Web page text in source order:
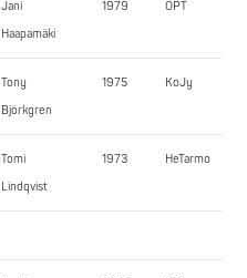
Jani
Haapamäki
1979 OPT
Tony
Björkgren
1975 KoJy
Tomi
Lindqvist
1973 HeTarmo